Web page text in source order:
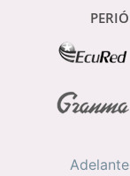
Adelante